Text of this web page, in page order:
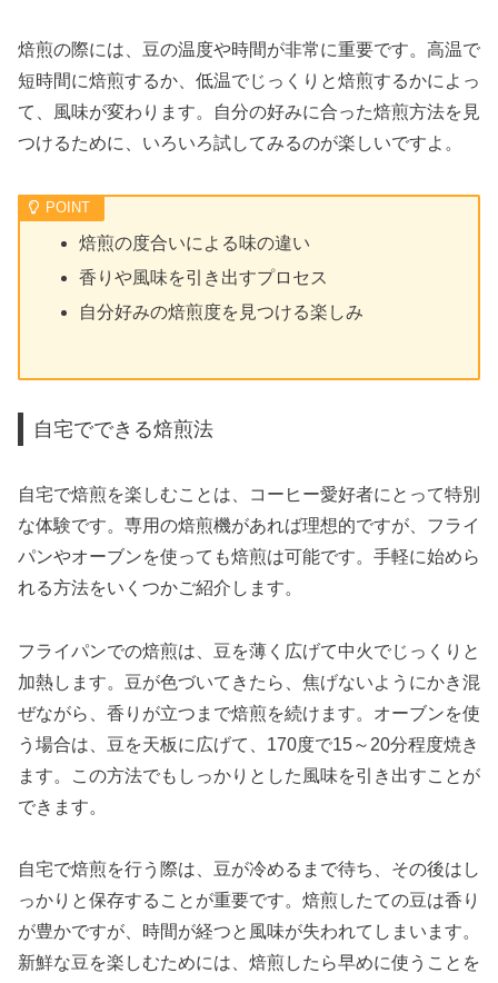
焙煎の際には、豆の温度や時間が非常に重要です。高温で
短時間に焙煎するか、低温でじっくりと焙煎するかによっ
て、風味が変わります。自分の好みに合った焙煎方法を見
つけるために、いろいろ試してみるのが楽しいですよ。
焙煎の度合いによる味の違い
香りや風味を引き出すプロセス
自分好みの焙煎度を見つける楽しみ
自宅でできる焙煎法
自宅で焙煎を楽しむことは、コーヒー愛好者にとって特別
な体験です。専用の焙煎機があれば理想的ですが、フライ
パンやオーブンを使っても焙煎は可能です。手軽に始めら
れる方法をいくつかご紹介します。
フライパンでの焙煎は、豆を薄く広げて中火でじっくりと
加熱します。豆が色づいてきたら、焦げないようにかき混
ぜながら、香りが立つまで焙煎を続けます。オーブンを使
う場合は、豆を天板に広げて、170度で15～20分程度焼き
ます。この方法でもしっかりとした風味を引き出すことが
できます。
自宅で焙煎を行う際は、豆が冷めるまで待ち、その後はし
っかりと保存することが重要です。焙煎したての豆は香り
が豊かですが、時間が経つと風味が失われてしまいます。
新鮮な豆を楽しむためには、焙煎したら早めに使うことを